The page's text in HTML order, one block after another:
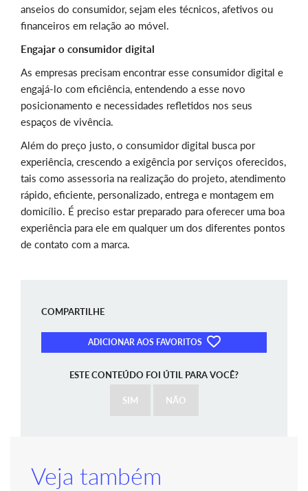
anseios do consumidor, sejam eles técnicos, afetivos ou
financeiros em relação ao móvel.
Engajar o consumidor digital
As empresas precisam encontrar esse consumidor digital e
engajá-lo com eficiência, entendendo a esse novo
posicionamento e necessidades refletidos nos seus
espaços de vivência.
Além do preço justo, o consumidor digital busca por
experiência, crescendo a exigência por serviços oferecidos,
tais como assessoria na realização do projeto, atendimento
rápido, eficiente, personalizado, entrega e montagem em
domicílio. É preciso estar preparado para oferecer uma boa
experiência para ele em qualquer um dos diferentes pontos
de contato com a marca.
COMPARTILHE
ADICIONAR AOS FAVORITOS
ESTE CONTEÚDO FOI ÚTIL PARA VOCÊ?
SIM NÃO
Veja também